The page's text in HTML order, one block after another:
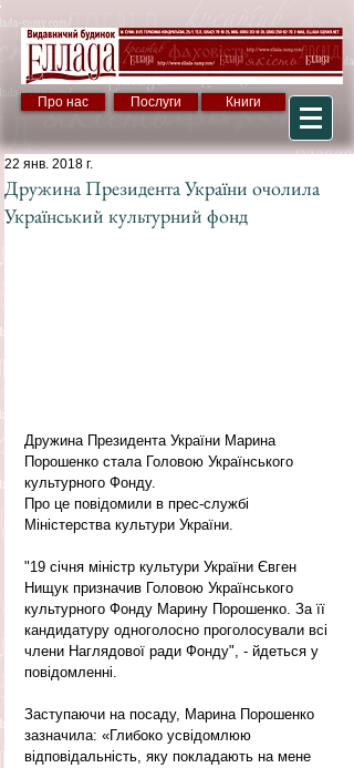
Про нас Послуги Книги
Дружина Президента України очолила
Український культурний фонд
22 янв. 2018 г.
Дружина Президента України Марина
Порошенко стала Головою Українського
культурного Фонду.
Про це повідомили в прес-службі
Міністерства культури України.
"19 січня міністр культури України Євген
Нищук призначив Головою Українського
культурного Фонду Марину Порошенко. За її
кандидатуру одноголосно проголосували всі
члени Наглядової ради Фонду", - йдеться у
повідомленні.
Заступаючи на посаду, Марина Порошенко
зазначила: «Глибоко усвідомлюю
відповідальність, яку покладають на мене